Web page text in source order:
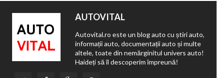
AUTOVITAL
Autovital.ro este un blog auto cu știri auto,
informații auto, documentații auto și multe
altele, toate din nemărginitul univers auto!
Haideți să îl descoperim împreună!